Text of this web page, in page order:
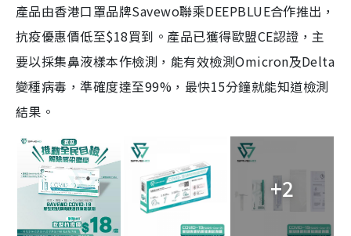
產品由香港口罩品牌Savewo聯乘DEEPBLUE合作推出，
抗疫優惠價低至$18買到。產品已獲得歐盟CE認證，主
要以採集鼻液樣本作檢測，能有效檢測Omicron及Delta
變種病毒，準確度達至99%，最快15分鐘就能知道檢測
結果。
+2